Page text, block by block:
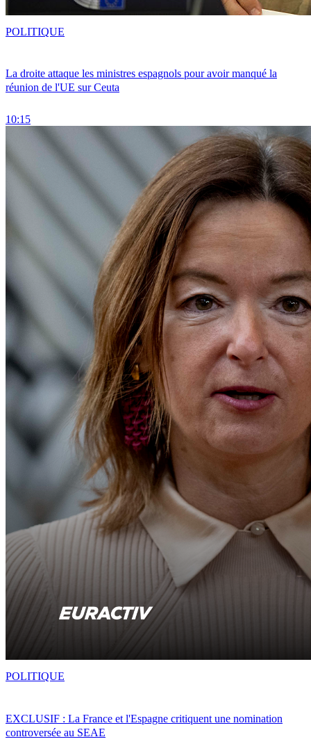
La droite attaque les ministres espagnols pour avoir manqué la
réunion de l'UE sur Ceuta
10:15
POLITIQUE
EXCLUSIF : La France et l'Espagne critiquent une nomination
controversée au SEAE
POLITIQUE